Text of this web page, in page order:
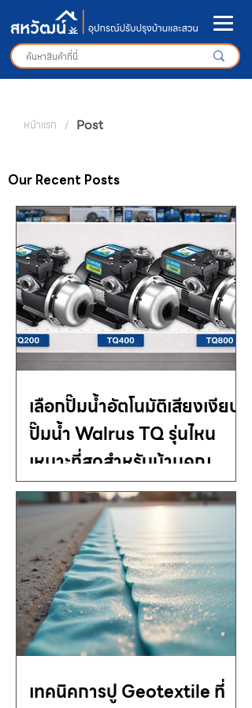
หน้าแรก / Post
Our Recent Posts
เลือกปั๊มน้ำอัตโนมัติเสียงเงียบ
ปั๊มน้ำ Walrus TQ รุ่นไหน
เหมาะที่สุดสำหรับบ้านคุณ
เทคนิคการปู Geotextile ที่